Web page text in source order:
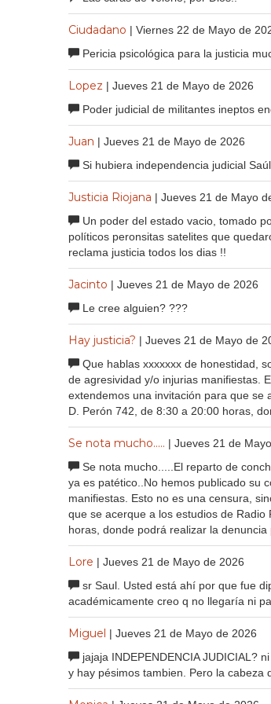
Ciudadano | Viernes 22 de Mayo de
Pericia psicológica para la justicia
Lopez | Jueves 21 de Mayo de 2026
Poder judicial de militantes ineptos
Juan | Jueves 21 de Mayo de 2026
Si hubiera independencia judicial
Justicia Riojana | Jueves 21 de Mayo
Un poder del estado vacio, tomado
políticos peronsitas satelites que
reclama justicia todos los dias !!
Jacinto | Jueves 21 de Mayo de 2026
Le cree alguien? ???
Hay justicia? | Jueves 21 de Mayo de
Que hablas xxxxxxx de honestidad,
de agresividad y/o injurias manifiestas.
extendemos una invitación para que se
D. Perón 742, de 8:30 a 20:00 horas,
Se nota mucho..... | Jueves 21 de
Se nota mucho.....El reparto de
ya es patético..No hemos publicado su
manifiestas. Esto no es una censura,
que se acerque a los estudios de
horas, donde podrá realizar la
Lore | Jueves 21 de Mayo de 2026
sr Saul. Usted está ahí por que fue
académicamente creo q no llegaría ni
Miguel | Jueves 21 de Mayo de 2026
jajaja INDEPENDENCIA JUDICIAL?
y hay pésimos tambien. Pero la cabeza